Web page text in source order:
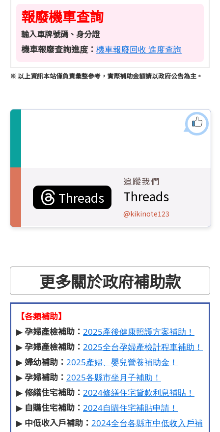
報廢機車查詢
輸入車牌號碼、身分證
機車報廢查詢進度： 機車報廢回收 進度查詢
※ 以上資訊本站僅負責彙整參考，實際補助金額請以政府公告為主。
Threads
追蹤我們
Threads
@kikinote123
更多關於政府補助款
【各類補助】
▶孕婦產檢補助： 2025產後健康照護方案補助！
▶孕婦產檢補助： 2025全台孕婦產檢計程車補助！
▶婦幼補助： 2025產婦、嬰兒營養補助金！
▶孕婦補助： 2025各縣市坐月子補助！
▶修繕住宅補助： 2024修繕住宅貸款利息補貼！
▶ 自購住宅補助： 2024自購住宅補貼申請！
▶ 中低收入戶補助： 2024全台各縣市中低收入戶補